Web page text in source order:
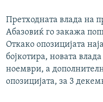
Претходната влада на
Абазовиќ го закажа
Откако опозицијата
бојкотира, новата
ноември, а
опозицијата, за 3